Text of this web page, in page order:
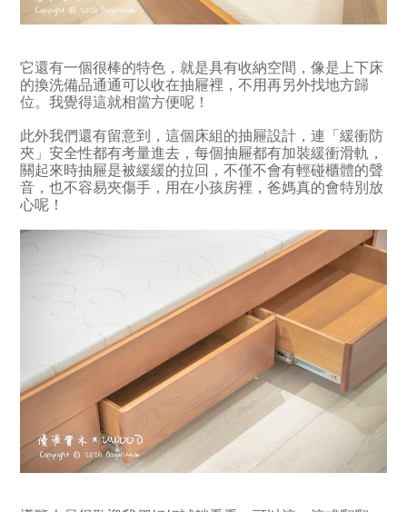
它還有一個很棒的特色，就是具有收納空間，像是上下床
的換洗備品通通可以收在抽屜裡，不用再另外找地方歸
位。我覺得這就相當方便呢！
此外我們還有留意到，這個床組的抽屜設計，連「緩衝防
夾」安全性都有考量進去，每個抽屜都有加裝緩衝滑軌，
關起來時抽屜是被緩緩的拉回，不僅不會有輕碰櫃體的聲
音，也不容易夾傷手，用在小孩房裡，爸媽真的會特別放
心呢！